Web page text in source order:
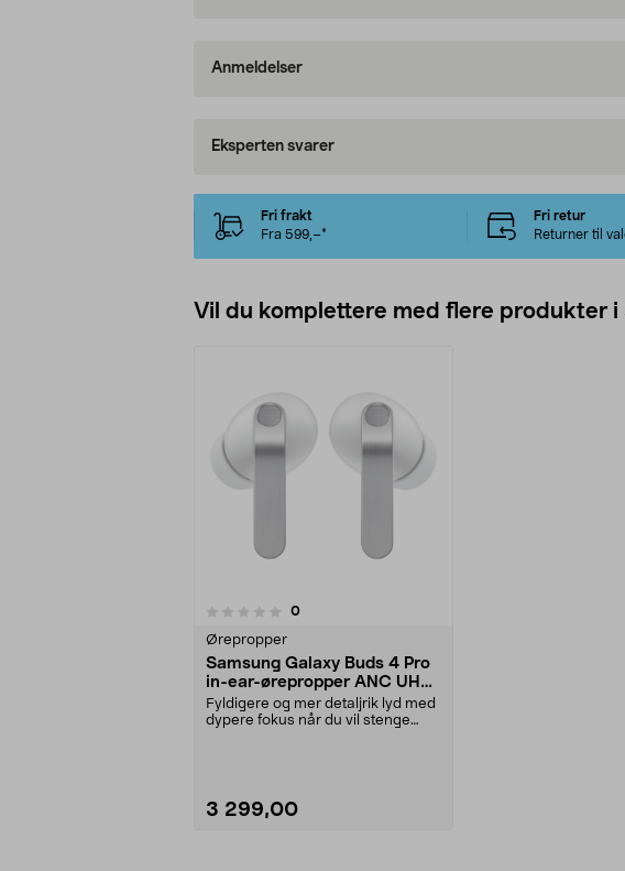
Anmeldelser
Eksperten svarer
Fri frakt
Fra 599,–*
Fri retur
Returner til
Vil du komplettere med flere produkter i
0anmeldelser
Ørepropper
Samsung Galaxy Buds 4 Pro
in-ear-ørepropper ANC UHQ
KI
Fyldigere og mer detaljrik lyd med
dypere fokus når du vil stenge
3 299,00